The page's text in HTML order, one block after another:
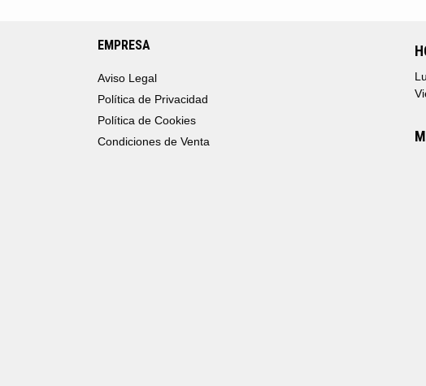
EMPRESA
Aviso Legal
Política de Privacidad
Política de Cookies
Condiciones de Venta